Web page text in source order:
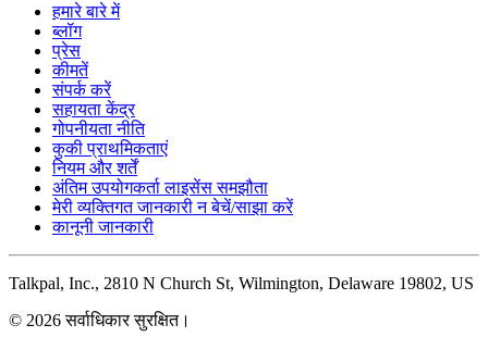
हमारे बारे में
ब्लॉग
प्रेस
कीमतें
संपर्क करें
सहायता केंद्र
गोपनीयता नीति
कुकी प्राथमिकताएं
नियम और शर्तें
अंतिम उपयोगकर्ता लाइसेंस समझौता
मेरी व्यक्तिगत जानकारी न बेचें/साझा करें
कानूनी जानकारी
Talkpal, Inc., 2810 N Church St, Wilmington, Delaware 19802, US
© 2026 सर्वाधिकार सुरक्षित।